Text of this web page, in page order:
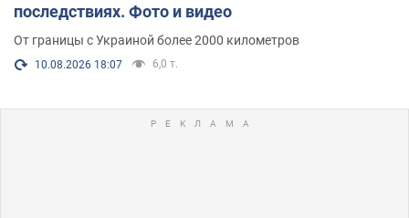
последствиях. Фото и видео
От границы с Украиной более 2000 километров
10.08.2026 18:07 6,0 т.